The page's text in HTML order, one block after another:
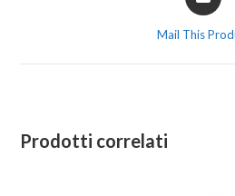
Mail This
Prodotti correlati